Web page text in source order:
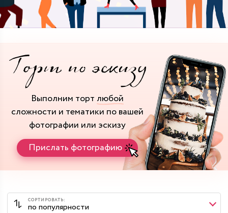
Выполним торт любой
сложности и тематики по вашей
фотографии или эскизу
Прислать фотографию